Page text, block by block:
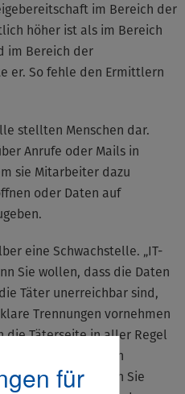
für
im Bereich der
höher ist als im Bereich
im Bereich der
er. So fehle den Ermittlern
stellten Menschen dar.
Anrufe oder Mails in
sie Mitarbeiter dazu
oder Daten auf
eine Schwachstelle. „IT-
Sie wollen, dass die Daten
Täter unerreichbar sind,
Trennungen vornehmen
die Täterseite in aller Regel
aufhält, um sich
ergänzte: „Wenn Sie